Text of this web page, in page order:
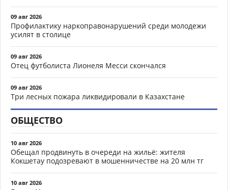
09 авг 2026
Профилактику наркоправонарушений среди молодежи
усилят в столице
09 авг 2026
Отец футболиста Лионеля Месси скончался
09 авг 2026
Три лесных пожара ликвидировали в Казахстане
ОБЩЕСТВО
10 авг 2026
Обещал продвинуть в очереди на жильё: жителя
Кокшетау подозревают в мошенничестве на 20 млн тг
10 авг 2026